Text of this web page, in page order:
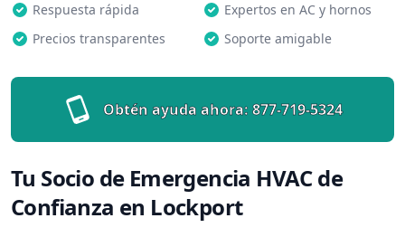
Respuesta rápida
Expertos en AC y hornos
Precios transparentes
Soporte amigable
Obtén ayuda ahora: 877-719-5324
Tu Socio de Emergencia HVAC de
Confianza en Lockport